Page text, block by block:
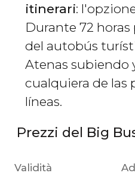
itinerari:
Durante 72
del autobús
Atenas subiendo
cualquiera de las
líneas.
Prezzi del Big
Validità